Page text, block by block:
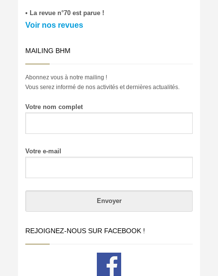
• La revue n°70 est parue !
Voir nos revues
MAILING BHM
Abonnez vous à notre mailing !
Vous serez informé de nos activités et dernières actualités.
Votre nom complet
Votre e-mail
REJOIGNEZ-NOUS SUR FACEBOOK !